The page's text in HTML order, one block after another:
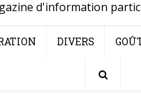
d'information
DIVERS